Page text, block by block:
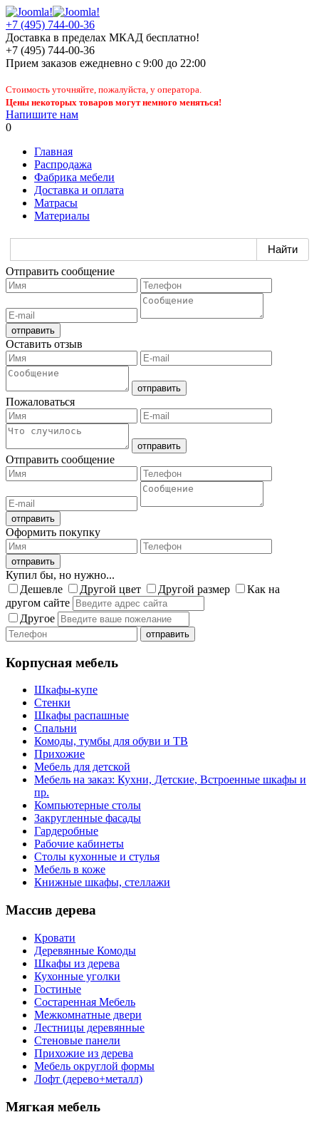
+7 (495) 744-00-36
Доставка в пределах МКАД бесплатно!
+7 (495) 744-00-36
Прием заказов ежедневно с 9:00 до 22:00
Стоимость уточняйте, пожалуйста, у оператора.
Цены некоторых товаров могут немного меняться!
Напишите нам
0
Главная
Распродажа
Фабрика мебели
Доставка и оплата
Матрасы
Материалы
Отправить сообщение
Оставить отзыв
Пожаловаться
Отправить сообщение
Оформить покупку
Купил бы, но нужно...
Дешевле
Другой цвет Другой размер
Как на
другом сайте
Другое
Корпусная мебель
Шкафы-купе
Стенки
Шкафы распашные
Спальни
Комоды, тумбы для обуви и ТВ
Прихожие
Мебель для детской
Мебель на заказ: Кухни, Детские, Встроенные шкафы и
пр.
Компьютерные столы
Закругленные фасады
Гардеробные
Рабочие кабинеты
Столы кухонные и стулья
Мебель в коже
Книжные шкафы, стеллажи
Массив дерева
Кровати
Деревянные Комоды
Шкафы из дерева
Кухонные уголки
Гостиные
Состаренная Мебель
Межкомнатные двери
Лестницы деревянные
Стеновые панели
Прихожие из дерева
Мебель округлой формы
Лофт (дерево+металл)
Мягкая мебель